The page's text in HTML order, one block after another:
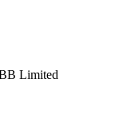
Limited